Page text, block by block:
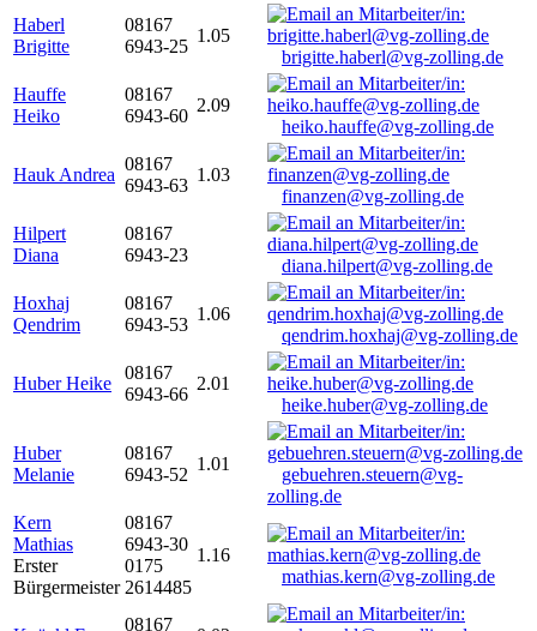
Haberl
Brigitte
08167
6943-25
1.05
brigitte.haberl@vg-zolling.de
Hauffe
Heiko
08167
6943-60
2.09
heiko.hauffe@vg-zolling.de
Hauk Andrea
08167
6943-63
1.03
finanzen@vg-zolling.de
Hilpert
Diana
08167
6943-23
diana.hilpert@vg-zolling.de
Hoxhaj
Qendrim
08167
6943-53
1.06
qendrim.hoxhaj@vg-zolling.de
Huber Heike
08167
6943-66
2.01
heike.huber@vg-zolling.de
Huber
Melanie
08167
6943-52
1.01
gebuehren.steuern@vg-
zolling.de
Kern
Mathias
Erster
Bürgermeister
08167
6943-30
0175
2614485
1.16
mathias.kern@vg-zolling.de
08167